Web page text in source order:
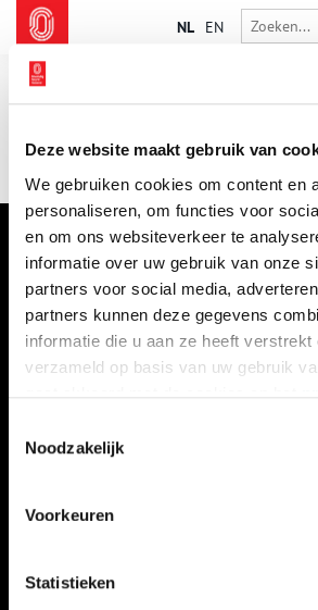
Deze website maakt gebruik van
We gebruiken cookies om content en
personaliseren, om functies voor
en om ons websiteverkeer te
informatie over uw gebruik van onze
partners voor social media,
partners kunnen deze gegevens
informatie die u aan ze heeft verstrekt
verzameld op basis van uw gebruik
Noodzakelijk
Voorkeuren
Statistieken
NL EN
VERHALEN
NIEUWS
KALENDER
ACTIVITEITEN